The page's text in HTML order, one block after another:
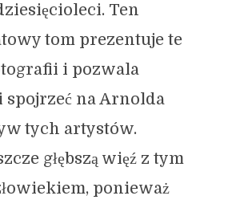
Ten
tom prezentuje te
i pozwala
na Arnolda
tych artystów.
głębszą więź z tym
ponieważ